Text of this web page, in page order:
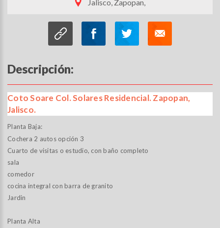
Jalisco, Zapopan,
Descripción:
Coto Soare Col. Solares Residencial. Zapopan,
Jalisco.
Planta Baja:
Cochera 2 autos opción 3
Cuarto de visitas o estudio, con baño completo
sala
comedor
cocina integral con barra de granito
Jardin
Planta Alta